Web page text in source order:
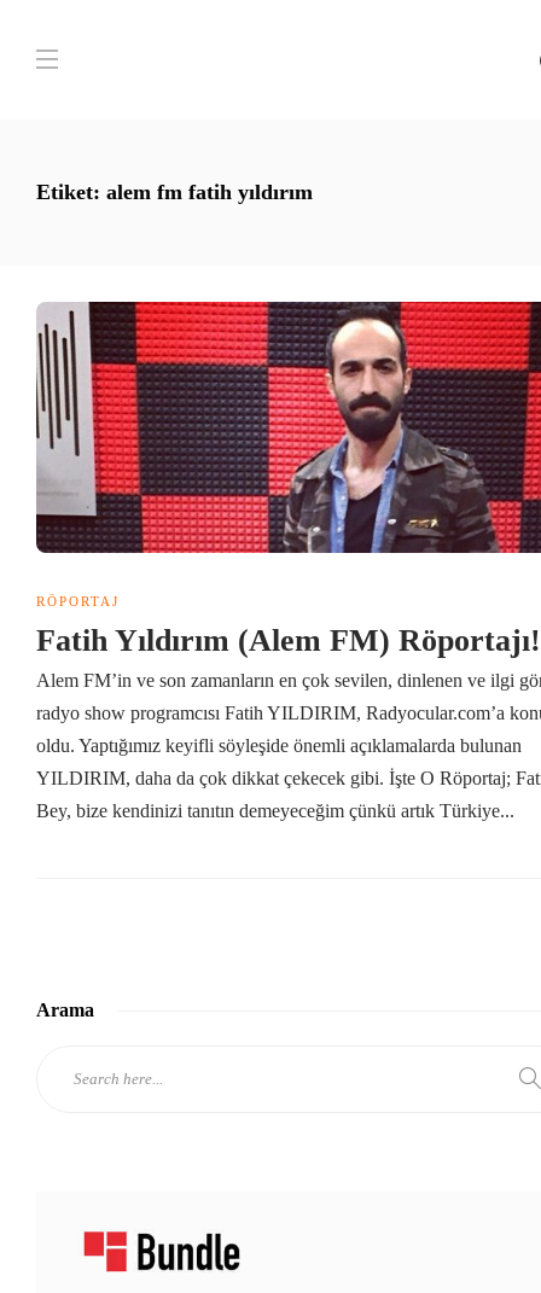
Etiket: alem fm fatih yıldırım
RÖPORTAJ
Fatih Yıldırım (Alem FM)
Alem FM’in ve son zamanların en çok sevilen, dinlenen ve ilgi
radyo show programcısı Fatih YILDIRIM, Radyocular.com’a
oldu. Yaptığımız keyifli söyleşide önemli açıklamalarda bulunan
YILDIRIM, daha da çok dikkat çekecek gibi. İşte O Röportaj;
Bey, bize kendinizi tanıtın demeyeceğim çünkü artık Türkiye...
Arama